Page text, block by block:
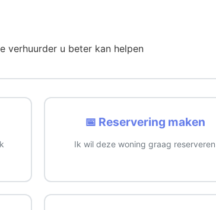
verhuurder u beter kan helpen
📅 Reservering maken
Ik wil deze woning graag reserveren